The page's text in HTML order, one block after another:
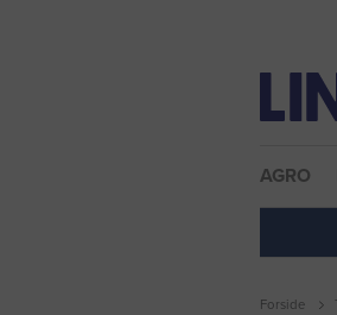
AGRO
Forside